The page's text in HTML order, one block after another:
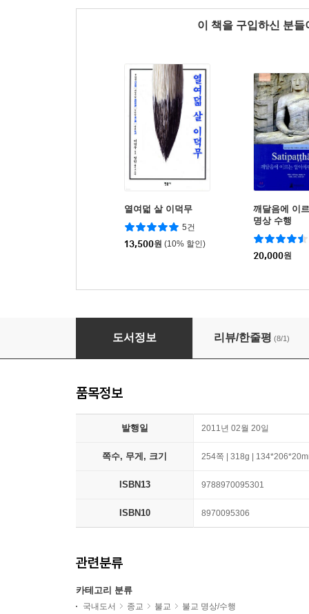
이 책을 구입하신 분
열여덟 살 이덕무
5건
13,500원 (10% 할인)
깨달음에 이
명상 수행
20,000원
붓다와 명상
도서정보 리뷰/한줄평 (8/1)
품목정보
발행일 2011년 02월 20일
쪽수, 무게, 크기 254쪽 | 318g |
ISBN13 9788970095301
ISBN10 8970095306
관련분류
카테고리 분류
국내도서 종교 불교 불교 명상/수행